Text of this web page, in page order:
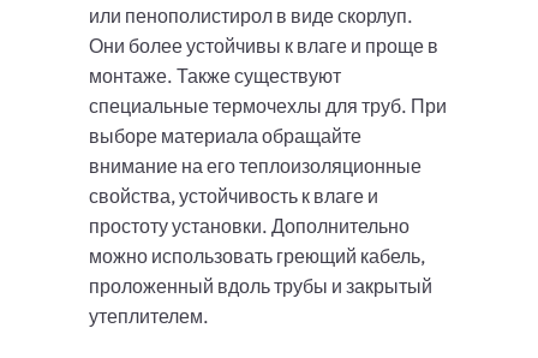
или пенополистирол в виде скорлуп.
Они более устойчивы к влаге и проще в
монтаже. Также существуют
специальные термочехлы для труб. При
выборе материала обращайте
внимание на его теплоизоляционные
свойства, устойчивость к влаге и
простоту установки. Дополнительно
можно использовать греющий кабель,
проложенный вдоль трубы и закрытый
утеплителем.